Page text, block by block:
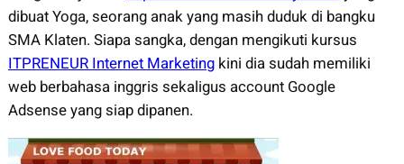
dibuat Yoga, seorang anak yang masih duduk di bangku
SMA Klaten. Siapa sangka, dengan mengikuti kursus
ITPRENEUR Internet Marketingkini dia sudah memiliki
web berbahasa inggris sekaligus account Google
Adsense yang siap dipanen.